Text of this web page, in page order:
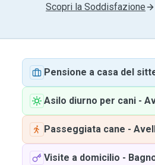
Scopri la Soddisfazione
Pensione a casa del
Asilo diurno per cani -
Passeggiata cane -
Visite a domicilio -